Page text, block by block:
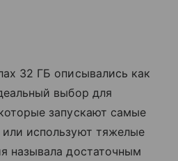
32 ГБ описывались как
выбор для
запускают самые
используют тяжелые
называла достаточным